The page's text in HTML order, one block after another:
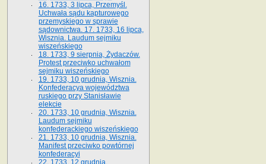
16. 1733, 3 lipca, Przemyśl.
Uchwała sądu kapturowego
przemyskiego w sprawie
sądownictwa. 17. 1733, 16 lipca,
Wisznia. Laudum sejmiku
wiszeńskiego
18. 1733, 9 sierpnia, Żydaczów.
Protest przeciwko uchwałom
sejmiku wiszeńskiego
19. 1733, 10 grudnia, Wisznia.
Konfederacya województwa
ruskiego przy Stanisławie
elekcie
20. 1733, 10 grudnia, Wisznia.
Laudum sejmiku
konfederackiego wiszeńskiego
21. 1733, 10 grudnia, Wisznia.
Manifest przeciwko powtórnej
konfederacyi
22. 1733, 12 grudnia,